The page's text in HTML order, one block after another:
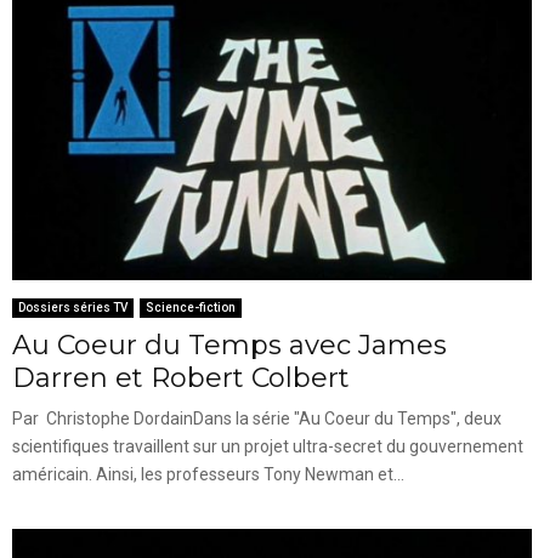
Dossiers séries TV Science-fiction
Au Coeur du Temps avec James
Darren et Robert Colbert
Par Christophe DordainDans la série "Au Coeur du Temps", deux
scientifiques travaillent sur un projet ultra-secret du gouvernement
américain. Ainsi, les professeurs Tony Newman et...